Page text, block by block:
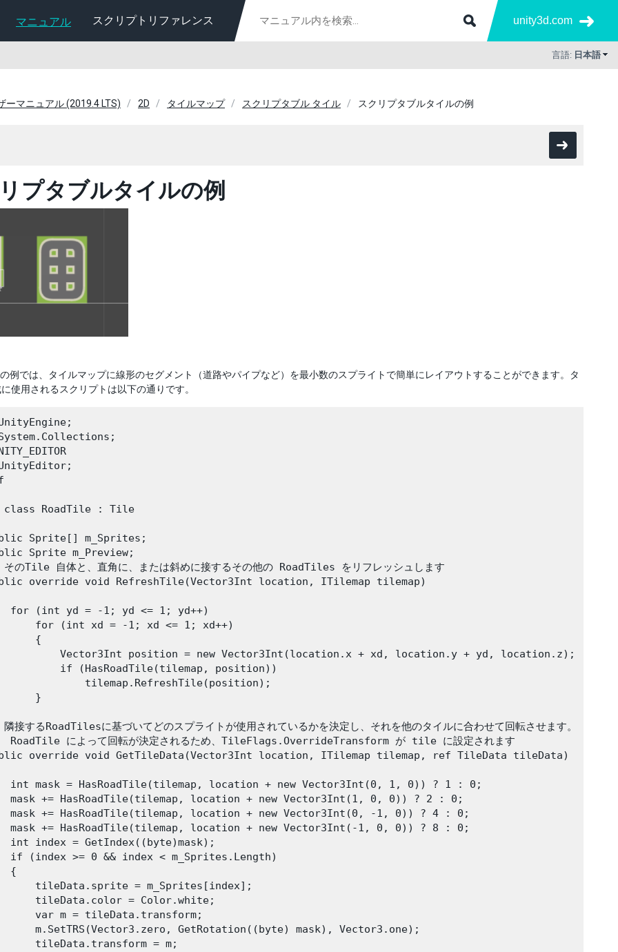
マニュアル スクリプトリファレンス unity3d.com
言語: 日本語
ーマニュアル (2019.4 LTS) 2D タイルマップ スクリプタブル タイル スクリプタブルタイルの例
プタブルタイルの例
の例では、タイルマップに線形のセグメント（道路やパイプなど）を最小数のスプライトで簡単にレイアウトすることができます。タ
使用されるスクリプトは以下の通りです。
class RoadTile : Tile
Sprite[] m_Sprites;
Sprite m_Preview;
のTile 自体と、直角に、または斜めに接するその他の RoadTiles をリフレッシュします
override void RefreshTile(Vector3Int location, ITilemap tilemap)
for (int yd = -1; yd <= 1; yd++)
for (int xd = -1; xd <= 1; xd++)
{
Vector3Int position = new Vector3Int(location.x + xd, location.y + yd, location.z);
if (HasRoadTile(tilemap, position))
tilemap.RefreshTile(position);
}
接するRoadTilesに基づいてどのスプライトが使用されているかを決定し、それを他のタイルに合わせて回転させます。
RoadTile によって回転が決定されるため、TileFlags.OverrideTransform が tile に設定されます
override void GetTileData(Vector3Int location, ITilemap tilemap, ref TileData tileData)
int mask = HasRoadTile(tilemap, location + new Vector3Int(0, 1, 0)) ? 1 : 0;
mask += HasRoadTile(tilemap, location + new Vector3Int(1, 0, 0)) ? 2 : 0;
mask += HasRoadTile(tilemap, location + new Vector3Int(0, -1, 0)) ? 4 : 0;
mask += HasRoadTile(tilemap, location + new Vector3Int(-1, 0, 0)) ? 8 : 0;
int index = GetIndex((byte)mask);
if (index >= 0 && index < m_Sprites.Length)
{
tileData.sprite = m_Sprites[index];
tileData.color = Color.white;
var m = tileData.transform;
m.SetTRS(Vector3.zero, GetRotation((byte) mask), Vector3.one);
tileData.transform = m;